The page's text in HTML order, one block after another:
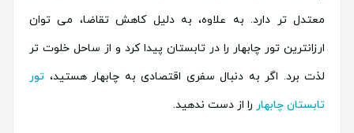
معتدل تر دارد. به علاوه، به دلیل کاهش تقاضا، می توان
ارزانترین تور چابهار را در تابستان پیدا کرد و از ساحل خلوت تر
لذت برد. اگر به دنبال سفری اقتصادی به چابهار هستید، تور
تابستان چابهار را از دست ندهید.